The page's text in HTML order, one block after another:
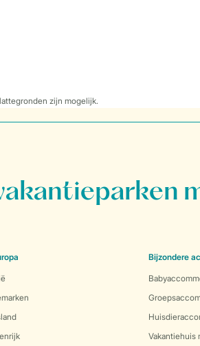
zijn mogelijk.
Bijzondere
Vakantiehuis